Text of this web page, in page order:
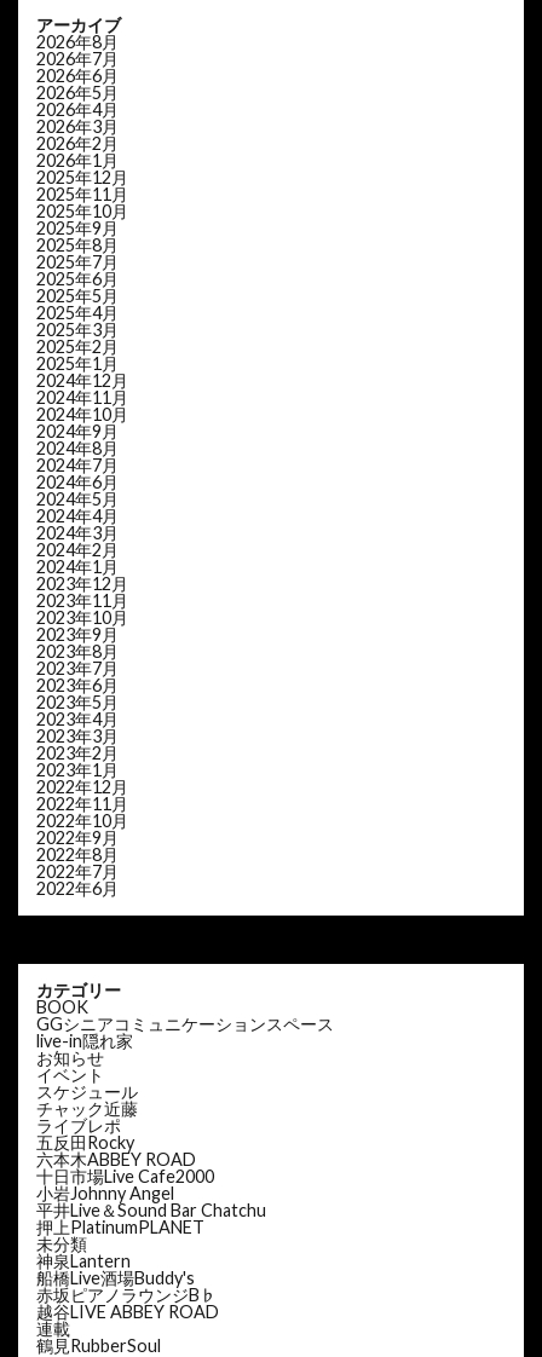
アーカイブ
2026年8月
2026年7月
2026年6月
2026年5月
2026年4月
2026年3月
2026年2月
2026年1月
2025年12月
2025年11月
2025年10月
2025年9月
2025年8月
2025年7月
2025年6月
2025年5月
2025年4月
2025年3月
2025年2月
2025年1月
2024年12月
2024年11月
2024年10月
2024年9月
2024年8月
2024年7月
2024年6月
2024年5月
2024年4月
2024年3月
2024年2月
2024年1月
2023年12月
2023年11月
2023年10月
2023年9月
2023年8月
2023年7月
2023年6月
2023年5月
2023年4月
2023年3月
2023年2月
2023年1月
2022年12月
2022年11月
2022年10月
2022年9月
2022年8月
2022年7月
2022年6月
カテゴリー
BOOK
GGシニアコミュニケーションスペース
live-in隠れ家
お知らせ
イベント
スケジュール
チャック近藤
ライブレポ
五反田Rocky
六本木ABBEY ROAD
十日市場Live Cafe2000
小岩Johnny Angel
平井Live＆Sound Bar Chatchu
押上PlatinumPLANET
未分類
神泉Lantern
船橋Live酒場Buddy's
赤坂ピアノラウンジB♭
越谷LIVE ABBEY ROAD
連載
鶴見RubberSoul